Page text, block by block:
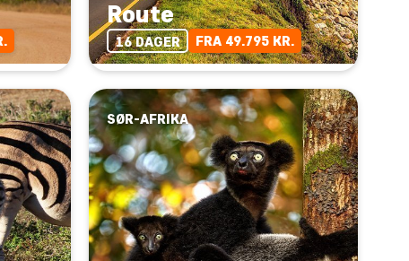
Route
16 DAGER FRA 49.795 KR.
SØR-AFRIKA